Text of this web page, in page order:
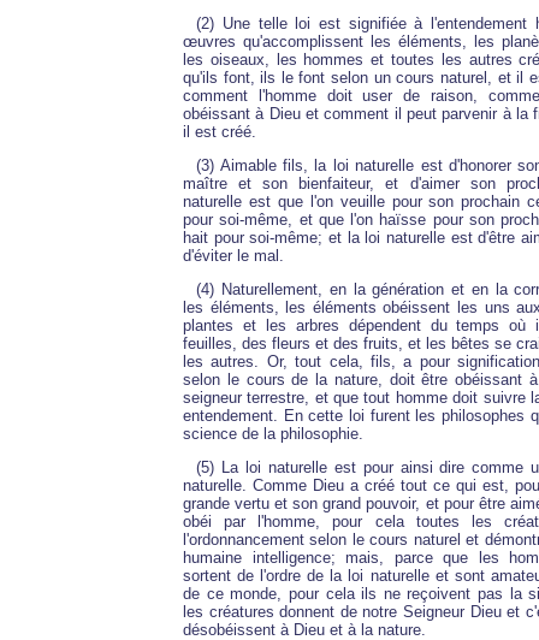
(2) Une telle loi est signifiée à l'entendement
œuvres qu'accomplissent les éléments, les
les oiseaux, les hommes et toutes les autres
qu'ils font, ils le font selon un cours naturel, et il
comment l'homme doit user de raison,
obéissant à Dieu et comment il peut parvenir à la
il est créé.
(3) Aimable fils, la loi naturelle est d'honorer
maître et son bienfaiteur, et d'aimer son
naturelle est que l'on veuille pour son prochain
pour soi-même, et que l'on haïsse pour son
hait pour soi-même; et la loi naturelle est d'être
d'éviter le mal.
(4) Naturellement, en la génération et en la
les éléments, les éléments obéissent les uns
plantes et les arbres dépendent du temps où
feuilles, des fleurs et des fruits, et les bêtes se
les autres. Or, tout cela, fils, a pour
selon le cours de la nature, doit être obéissant
seigneur terrestre, et que tout homme doit suivre
entendement. En cette loi furent les philosophes
science de la philosophie.
(5) La loi naturelle est pour ainsi dire comme
naturelle. Comme Dieu a créé tout ce qui est,
grande vertu et son grand pouvoir, et pour être
obéi par l'homme, pour cela toutes les
l'ordonnancement selon le cours naturel et
humaine intelligence; mais, parce que les
sortent de l'ordre de la loi naturelle et sont
de ce monde, pour cela ils ne reçoivent pas la
les créatures donnent de notre Seigneur Dieu et
désobéissent à Dieu et à la nature.